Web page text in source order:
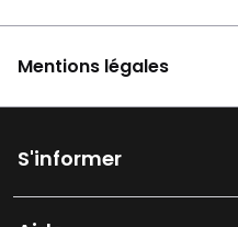
Mentions légales
S'informer